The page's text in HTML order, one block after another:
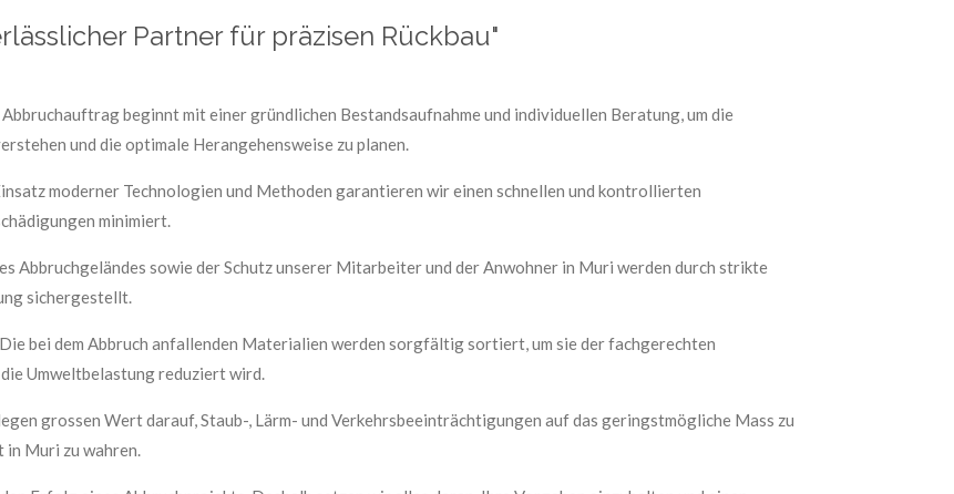
Partner für präzisen Rückbau"
Abbruchauftrag beginnt mit einer gründlichen Bestandsaufnahme und individuellen Beratung, um die
und die optimale Herangehensweise zu planen.
moderner Technologien und Methoden garantieren wir einen schnellen und kontrollierten
minimiert.
Abbruchgeländes sowie der Schutz unserer Mitarbeiter und der Anwohner in Muri werden durch strikte
sichergestellt.
Die bei dem Abbruch anfallenden Materialien werden sorgfältig sortiert, um sie der fachgerechten
Umweltbelastung reduziert wird.
grossen Wert darauf, Staub-, Lärm- und Verkehrsbeeinträchtigungen auf das geringstmögliche Mass zu
in Muri zu wahren.